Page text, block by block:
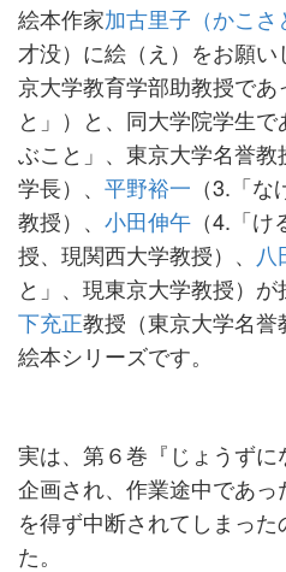
絵本作家加古里子（かこさ
才没）に絵（え）をお願
京大学教育学部助教授であ
と」）と、同大学院学生で
ぶこと」、東京大学名誉
学長）、 平野裕一 （3.「
教授）、 小田伸午 （4.「
授、現関西大学教授）、
八
と」、現東京大学教授）
下充正教授（東京大学名
絵本シリーズです。
実は、第６巻『じょうず
企画され、作業途中であ
を得ず中断されてしまっ
た。